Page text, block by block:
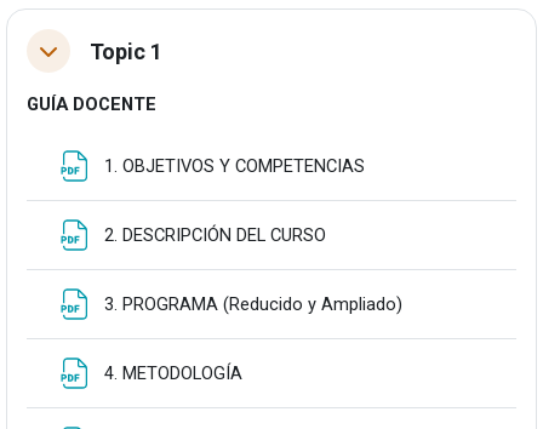
TolestuTopic 1
GUÍA DOCENTE
1. OBJETIVOS Y COMPETENCIAS
2. DESCRIPCIÓN DEL CURSO
3. PROGRAMA (Reducido y Ampliado)
4. METODOLOGÍA